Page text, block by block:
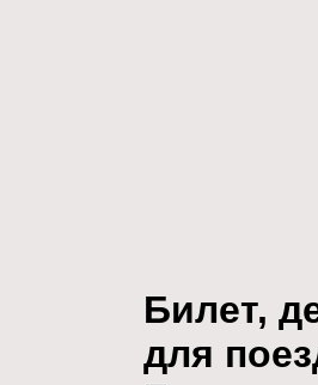
Билет,
для